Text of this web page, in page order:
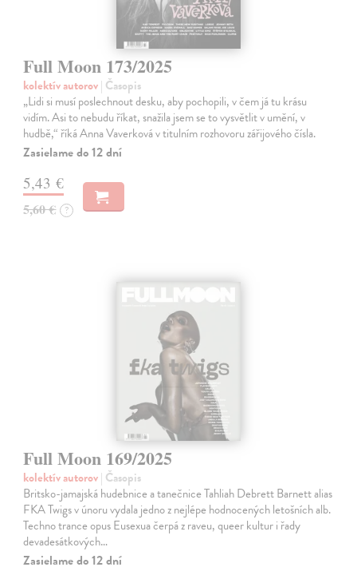
Full Moon 173/2025
kolektív autorov| Časopis
„Lidi si musí poslechnout desku, aby pochopili, v čem já tu krásu
vidím. Asi to nebudu říkat, snažila jsem se to vysvětlit v umění, v
hudbě,“ říká Anna Vaverková v titulním rozhovoru zářijového čísla.
Zasielame do 12 dní
5,43 €
5,60 € ?
Full Moon 169/2025
kolektív autorov| Časopis
Britsko-jamajská hudebnice a tanečnice Tahliah Debrett Barnett alias
FKA Twigs v únoru vydala jedno z nejlépe hodnocených letošních alb.
Techno trance opus Eusexua čerpá z raveu, queer kultur i řady
devadesátkových…
Zasielame do 12 dní